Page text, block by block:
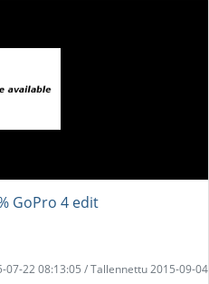
GoPro 4 edit
07-22 08:13:05 / Tallennettu 2015-09-04